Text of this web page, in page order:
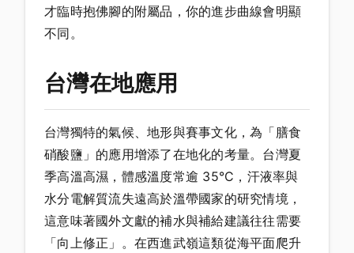
才臨時抱佛腳的附屬品，你的進步曲線會明顯
不同。
台灣在地應用
台灣獨特的氣候、地形與賽事文化，為「膳食
硝酸鹽」的應用增添了在地化的考量。台灣夏
季高溫高濕，體感溫度常逾 35°C，汗液率與
水分電解質流失遠高於溫帶國家的研究情境，
這意味著國外文獻的補水與補給建議往往需要
「向上修正」。在西進武嶺這類從海平面爬升